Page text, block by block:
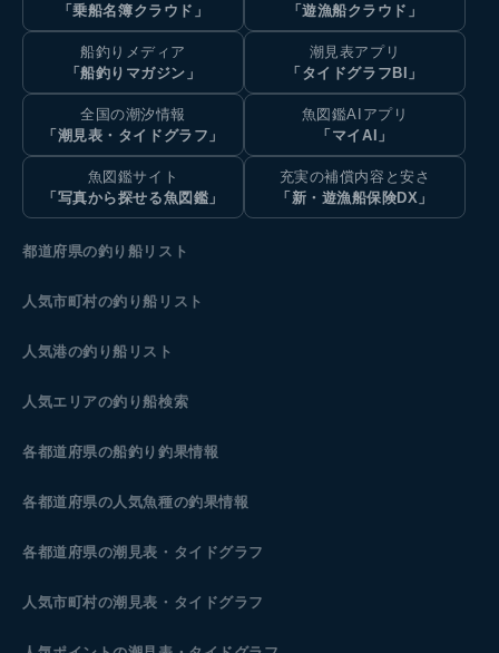
「乗船名簿クラウド」
「遊漁船クラウド」
船釣りメディア
「船釣りマガジン」
潮見表アプリ
「タイドグラフBI」
全国の潮汐情報
「潮見表・タイドグラフ」
魚図鑑AIアプリ
「マイAI」
魚図鑑サイト
「写真から探せる魚図鑑」
充実の補償内容と安さ
「新・遊漁船保険DX」
都道府県の釣り船リスト
人気市町村の釣り船リスト
人気港の釣り船リスト
人気エリアの釣り船検索
各都道府県の船釣り釣果情報
各都道府県の人気魚種の釣果情報
各都道府県の潮見表 ・タイドグラフ
人気市町村の潮見表・タイドグラフ